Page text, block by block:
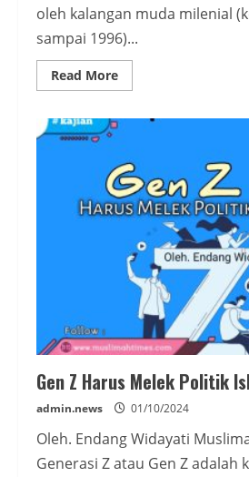
oleh kalangan muda milenial
sampai 1996)...
Read MoreRead
more
Z
Kapitalisme
Demokrasi,
Terjerat
Gaya
Hidup
Materialistik
Gen Z Harus Melek Politik
admin.news 01/10/2024
Oleh. Endang Widayati
Generasi Z atau Gen Z adalah